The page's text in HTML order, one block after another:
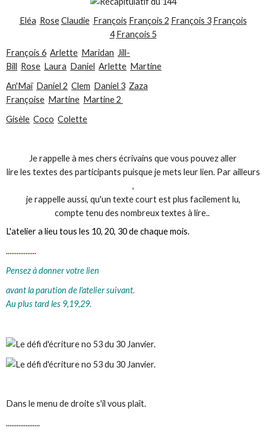
Eléa Rose Claudie François François 2 François 3 François
4 François 5
François 6 Arlette Maridan Jill-
Bill Rose Laura Daniel Arlette Martine
An'Maï Daniel 2 Clem Daniel 3 Zaza
Françoise Martine Martine 2
Gisèle Coco Colette
Je rappelle à mes chers écrivains que vous pouvez aller
lire les textes des participants puisque je mets leur lien. Par ailleurs
,
je rappelle aussi, qu'un texte court est plus facilement lu,
compte tenu des nombreux textes à lire..
L'atelier a lieu tous les 10, 20, 30 de chaque mois.
.................
Pensez à donner votre lien
avant la parution de l'atelier suivant.
Au plus tard les 9,19,29.
Dans le menu de droite s'il vous plaît.
...................